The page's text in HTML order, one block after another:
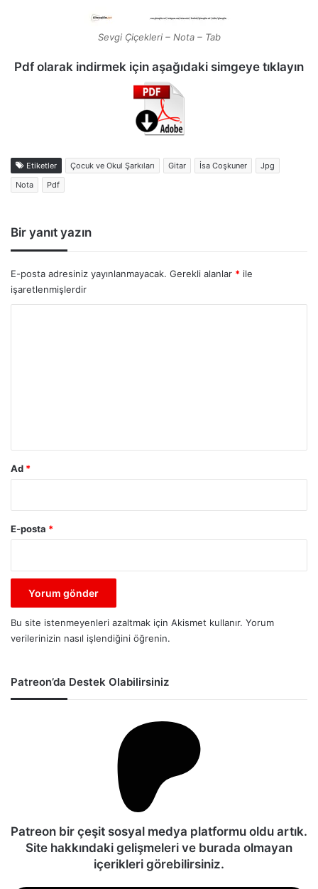
Sevgi Çiçekleri – Nota – Tab
Pdf olarak indirmek için aşağıdaki simgeye tıklayın
Etiketler Çocuk ve Okul Şarkıları Gitar İsa Coşkuner
Jpg
Nota
Pdf
Bir yanıt yazın
E-posta adresiniz yayınlanmayacak. Gerekli alanlar * ile
işaretlenmişlerdir
Ad *
E-posta *
Bu site istenmeyenleri azaltmak için Akismet kullanır. Yorum
verilerinizin nasıl işlendiğini öğrenin.
Patreon’da Destek Olabilirsiniz
Patreon bir çeşit sosyal medya platformu oldu artık.
Site hakkındaki gelişmeleri ve burada olmayan
içerikleri görebilirsiniz.